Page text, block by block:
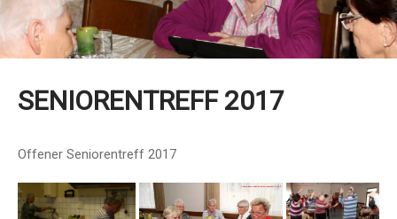
SENIORENTREFF 2017
Offener Seniorentreff 2017